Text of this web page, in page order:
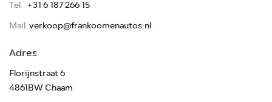
Tel. +31 6 187 266 15
Mail verkoop@frankoomenautos.nl
Adres
Florijnstraat 6
4861BW Chaam